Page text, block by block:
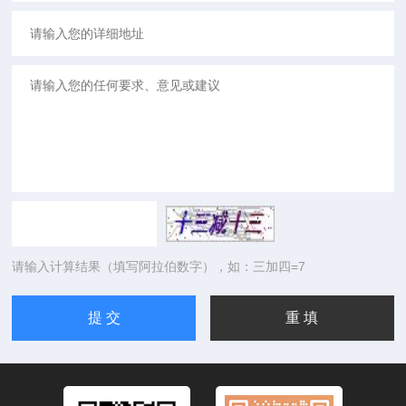
请输入计算结果（填写阿拉伯数字），如：三加四=7